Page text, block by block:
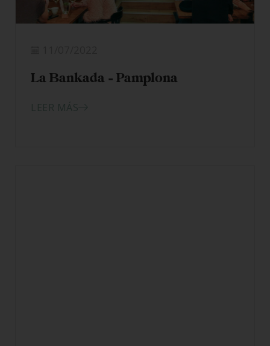
La Bankada – Pamplona
LEER MÁS